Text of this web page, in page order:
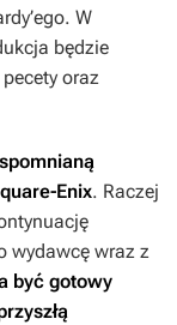
W
będzie
oraz
Enix. Raczej
wydawcę wraz z
być gotowy